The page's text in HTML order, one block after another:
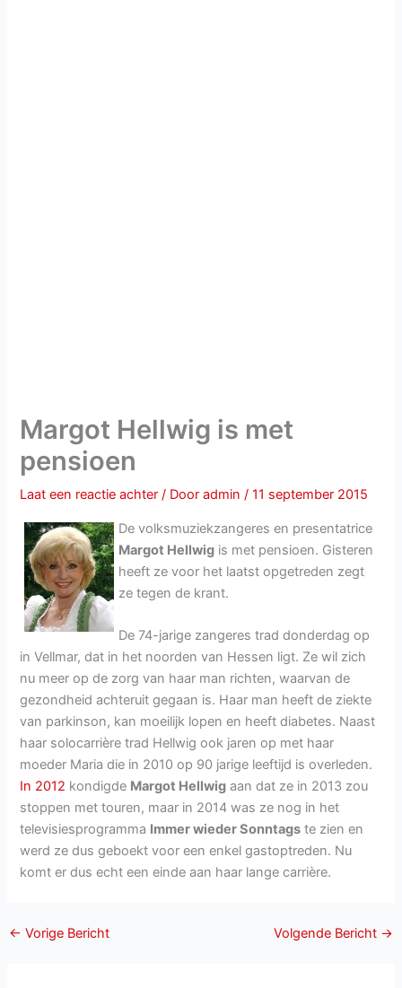
Margot Hellwig is met
pensioen
Laat een reactie achter / Dooradmin/11 september 2015
De volksmuziekzangeres en presentatrice
Margot Hellwig is met pensioen. Gisteren
heeft ze voor het laatst opgetreden zegt
ze tegen de krant.
De 74-jarige zangeres trad donderdag op
in Vellmar, dat in het noorden van Hessen ligt. Ze wil zich
nu meer op de zorg van haar man richten, waarvan de
gezondheid achteruit gegaan is. Haar man heeft de ziekte
van parkinson, kan moeilijk lopen en heeft diabetes. Naast
haar solocarrière trad Hellwig ook jaren op met haar
moeder Maria die in 2010 op 90 jarige leeftijd is overleden.
In 2012 kondigde Margot Hellwig aan dat ze in 2013 zou
stoppen met touren, maar in 2014 was ze nog in het
televisiesprogramma Immer wieder Sonntags te zien en
werd ze dus geboekt voor een enkel gastoptreden. Nu
komt er dus echt een einde aan haar lange carrière.
← Vorige Bericht Volgende Bericht →